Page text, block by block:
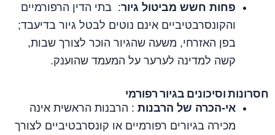
פחות חשש מביטול גיור: בתי הדין הרפורמיים
והקונסרבטיביים אינם נוטים לבטל גיור בדיעבד;
בפן האזרחי, משעה שהגיור הוכר לצורך שבות,
קשה למדינה לערער על המעמד שהוענק.
חסרונות וסיכונים בגיור רפורמי
אי‑הכרה של הרבנות : הרבנות הראשית אינה
מכירה בגיורים רפורמיים או קונסרבטיביים לצורך